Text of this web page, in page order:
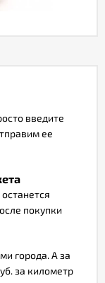
введите
ее
покупки
города. А за
за километр